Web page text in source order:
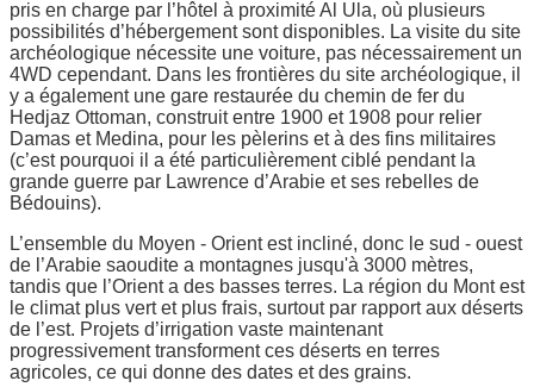
pris en charge par l’hôtel à proximité Al Ula, où plusieurs
possibilités d’hébergement sont disponibles. La visite du site
archéologique nécessite une voiture, pas nécessairement un
4WD cependant. Dans les frontières du site archéologique, il
y a également une gare restaurée du chemin de fer du
Hedjaz Ottoman, construit entre 1900 et 1908 pour relier
Damas et Medina, pour les pèlerins et à des fins militaires
(c’est pourquoi il a été particulièrement ciblé pendant la
grande guerre par Lawrence d’Arabie et ses rebelles de
Bédouins).
L’ensemble du Moyen - Orient est incliné, donc le sud - ouest
de l’Arabie saoudite a montagnes jusqu'à 3000 mètres,
tandis que l’Orient a des basses terres. La région du Mont est
le climat plus vert et plus frais, surtout par rapport aux déserts
de l’est. Projets d’irrigation vaste maintenant
progressivement transforment ces déserts en terres
agricoles, ce qui donne des dates et des grains.